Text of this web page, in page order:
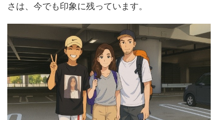
さは、今でも印象に残っています。